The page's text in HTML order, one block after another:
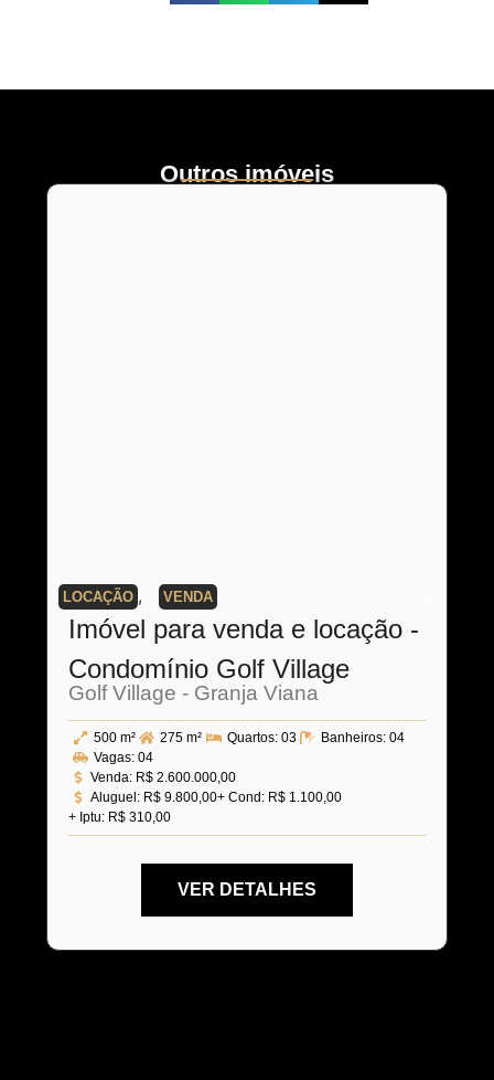
Outros imóveis
LOCAÇÃO , VENDA
Imóvel para venda e locação -
Condomínio Golf Village
Golf Village - Granja Viana
500 m² 275 m² Quartos: 03 Banheiros: 04
Vagas: 04
Venda: R$ 2.600.000,00
Aluguel: R$ 9.800,00+ Cond: R$ 1.100,00
+ Iptu: R$ 310,00
VER DETALHES